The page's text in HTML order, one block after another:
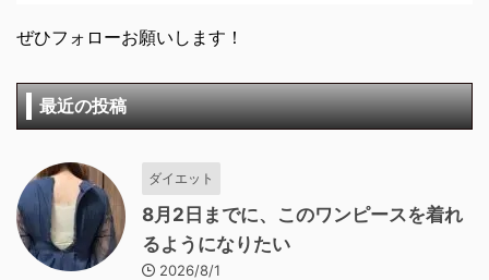
ぜひフォローお願いします！
最近の投稿
ダイエット
8月2日までに、このワンピースを着れ
るようになりたい
2026/8/1